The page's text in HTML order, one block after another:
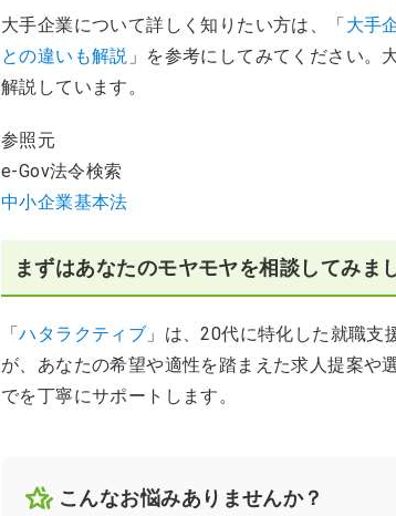
大手企業について詳しく知りたい方は、「大手
との違いも解説 」を参考にしてみてください。
解説しています。
参照元
e-Gov法令検索
中小企業基本法
まずはあなたのモヤモヤを相談してみま
「ハタラクティブ 」は、20代に特化した就職
が、あなたの希望や適性を踏まえた求人提案や
でを丁寧にサポートします。
こんなお悩みありませんか？